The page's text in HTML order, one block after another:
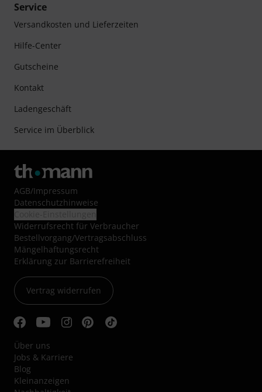
Service
Versandkosten und Lieferzeiten
Hilfe-Center
Gutscheine
Kontakt
Ladengeschäft
Service im Überblick
AGB/Impressum
Datenschutzhinweise
Widerrufsrecht für Verbraucher
Bestellvorgang/Vertragsabschluss
Mängelhaftungsrecht
Erklärung zur Barrierefreiheit
Vertrag widerrufen
Über uns
Jobs & Karriere
Blog
Kleinanzeigen